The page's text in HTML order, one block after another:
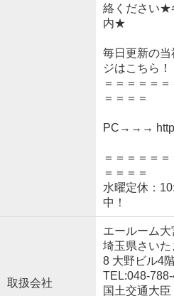
絡ください★
内★
毎日更新の
ジはこちら！
＝＝＝＝＝
＝＝＝＝
PC→→→
＝＝＝＝＝
＝＝＝＝
水曜定休：
中！
取扱会社
エールーム大
埼玉県さい
8 大野ビル4
TEL:048-
国土交通大